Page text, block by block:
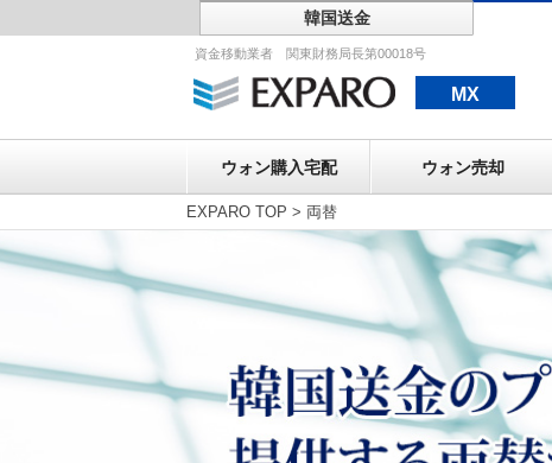
韓国送金
資金移動業者 関東財務局長第00018号
MX
ウォン購入宅配 ウォン売却
EXPARO TOP > 両替